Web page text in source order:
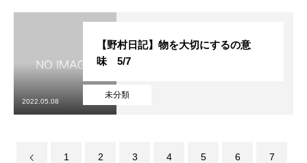
未分類
【野村日記】物を大切にするの意
味 5/7
2022.05.08
1 2 3 4 5 6 7